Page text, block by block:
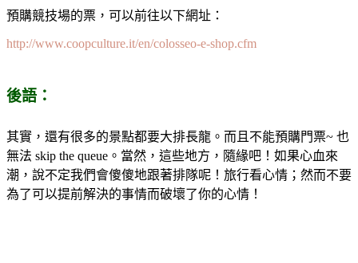
預購競技場的票，可以前往以下網址：
http://www.coopculture.it/en/colosseo-e-shop.cfm
後語：
其實，還有很多的景點都要大排長龍。而且不能預購門票~ 也
無法 skip the queue。當然，這些地方，隨緣吧！如果心血來
潮，說不定我們會傻傻地跟著排隊呢！旅行看心情；然而不要
為了可以提前解決的事情而破壞了你的心情！